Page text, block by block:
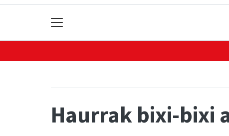
Haurrak bixi-bixi